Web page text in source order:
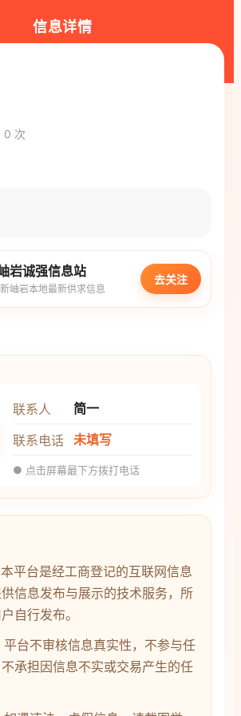
信息详情
0 次
岩诚强信息站
岫岩本地最新供求信息
去关注
联系人
简一
联系电话 未填写
● 点击屏幕最下方拨打电话
平台是经工商登记的互联网信息
信息发布与展示的技术服务，所
自行发布。
台不审核信息真实性，不参与任
承担因信息不实或交易产生的任